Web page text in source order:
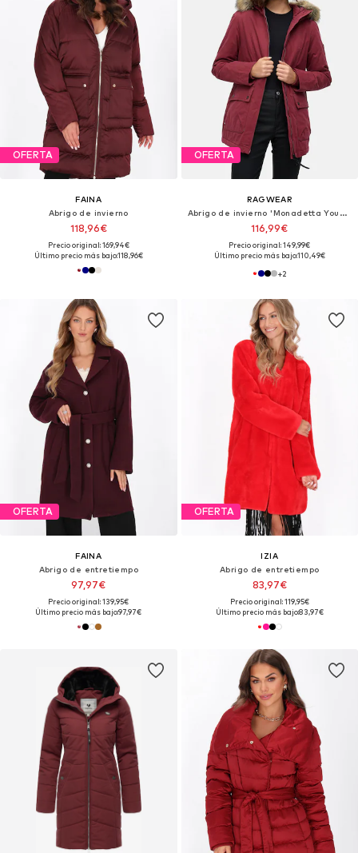
OFERTA
FAINA
Abrigo de invierno
118,96€
Precio original: 169,94€
Último precio más bajo:118,96€
OFERTA
RAGWEAR
Abrigo de invierno 'Monadetta Youmodo'
116,99€
Precio original: 149,99€
Último precio más bajo:110,49€
+2
OFERTA
FAINA
Abrigo de entretiempo
97,97€
Precio original: 139,95€
Último precio más bajo:97,97€
OFERTA
IZIA
Abrigo de entretiempo
83,97€
Precio original: 119,95€
Último precio más bajo:83,97€